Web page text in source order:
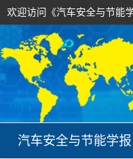
欢迎访问《汽车安全与节能
汽车安全与节能学报